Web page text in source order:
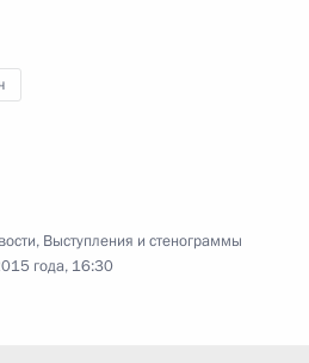
, Выступления и стенограммы
года, 16:30